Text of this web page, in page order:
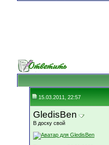
15.03.2011, 22:57
GledisBen
В доску свой